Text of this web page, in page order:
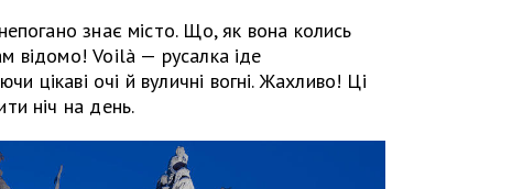
знає місто. Що, як вона колись
відомо! Voilà — русалка іде
цікаві очі й вуличні вогні. Жахливо! Ці
ніч на день.